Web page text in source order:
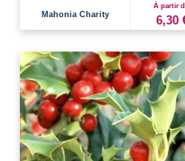
Mahonia Charity
À partir
6,30